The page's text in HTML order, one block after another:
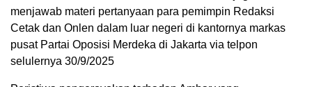
menjawab materi pertanyaan para pemimpin Redaksi
Cetak dan Onlen dalam luar negeri di kantornya markas
pusat Partai Oposisi Merdeka di Jakarta via telpon
selulernya 30/9/2025